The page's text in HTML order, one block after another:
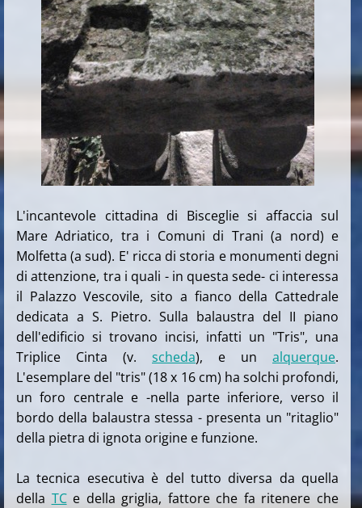
L'incantevole cittadina di Bisceglie si affaccia sul
Mare Adriatico, tra i Comuni di Trani (a nord) e
Molfetta (a sud). E' ricca di storia e monumenti degni
di attenzione, tra i quali - in questa sede- ci interessa
il Palazzo Vescovile,sito a fianco della Cattedrale
dedicata a S. Pietro.Sulla balaustra del II piano
dell'edificio si trovano incisi, infatti un "Tris", una
Triplice Cinta (v.scheda), e unalquerque.
L'esemplare del "tris" (18 x 16 cm) ha solchi profondi,
un foro centrale e -nella parte inferiore, verso il
bordo della balaustra stessa -presenta un "ritaglio"
della pietra di ignota origine e funzione.
La tecnica esecutiva è del tutto diversa da quella
della TCe della griglia, fattore che fa ritenere che